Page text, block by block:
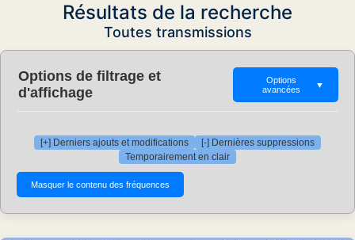
Résultats de la recherche
Toutes transmissions
Options de filtrage et
d'affichage
Options
avancées
▼
[+] Derniers ajouts et modifications
[-] Dernières suppressions
Temporairement en clair